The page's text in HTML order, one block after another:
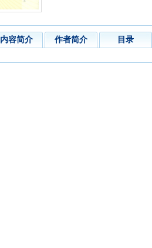
内容简介 作者简介 目录